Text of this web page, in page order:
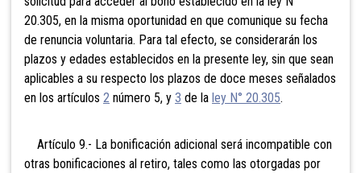
20.305, en la misma oportunidad en que comunique su fecha
de renuncia voluntaria. Para tal efecto, se considerarán los
plazos y edades establecidos en la presente ley, sin que sean
aplicables a su respecto los plazos de doce meses señalados
en los artículos 2 número 5, y 3 de la ley N° 20.305.
Artículo 9.- La bonificación adicional será incompatible con
otras bonificaciones al retiro, tales como las otorgadas por